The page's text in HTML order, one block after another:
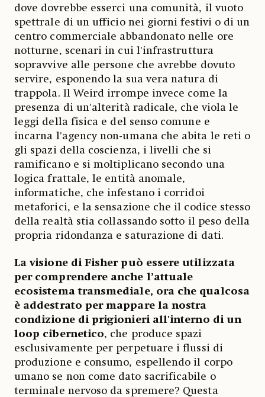
dove dovrebbe esserci una comunità, il vuoto
spettrale di un ufficio nei giorni festivi o di un
centro commerciale abbandonato nelle ore
notturne, scenari in cui l'infrastruttura
sopravvive alle persone che avrebbe dovuto
servire, esponendo la sua vera natura di
trappola. Il Weird irrompe invece come la
presenza di un'alterità radicale, che viola le
leggi della fisica e del senso comune e
incarna l'agency non-umana che abita le reti o
gli spazi della coscienza, i livelli che si
ramificano e si moltiplicano secondo una
logica frattale, le entità anomale,
informatiche, che infestano i corridoi
metaforici, e la sensazione che il codice stesso
della realtà stia collassando sotto il peso della
propria ridondanza e saturazione di dati.
La visione di Fisher può essere utilizzata
per comprendere anche l’attuale
ecosistema transmediale, ora che qualcosa
è addestrato per mappare la nostra
condizione di prigionieri all'interno di un
loop cibernetico, che produce spazi
esclusivamente per perpetuare i flussi di
produzione e consumo, espellendo il corpo
umano se non come dato sacrificabile o
terminale nervoso da spremere? Questa